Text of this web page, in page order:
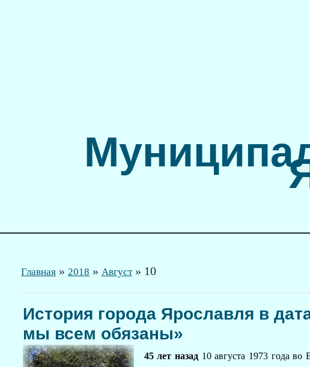
Главная » 2018 » Август » 10
История города Ярославля в
мы всем обязаны»
45 лет назад 10 августа 1973 года во